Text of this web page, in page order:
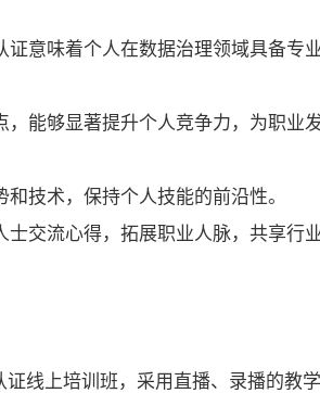
意味着个人在数据治理领域具备专
能够显著提升个人竞争力，为职业
技术，保持个人技能的前沿性。
士交流心得，拓展职业人脉，共享行
线上培训班，采用直播、录播的教